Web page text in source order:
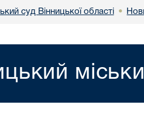
суд Вінницької області •